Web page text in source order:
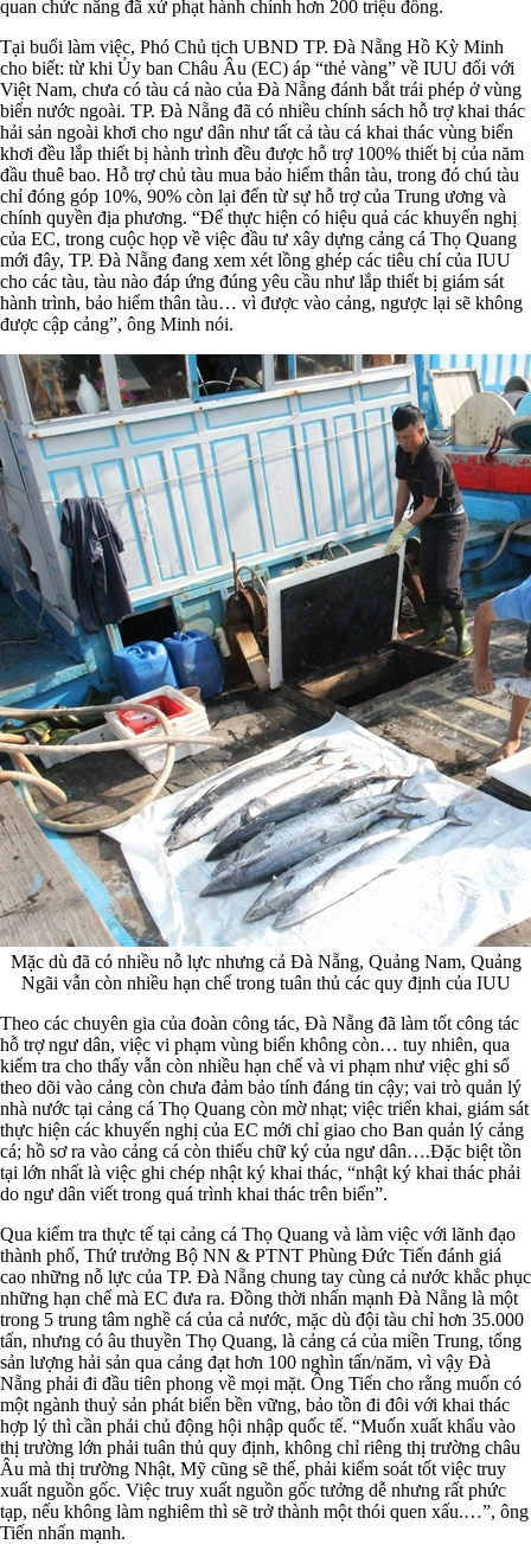
quan chức năng đã xử phạt hành chính hơn 200 triệu đồng.
Tại buổi làm việc, Phó Chủ tịch UBND TP. Đà Nẵng Hồ Kỳ Minh
cho biết: từ khi Ủy ban Châu Âu (EC) áp “thẻ vàng” về IUU đối với
Việt Nam, chưa có tàu cá nào của Đà Nẵng đánh bắt trái phép ở vùng
biển nước ngoài. TP. Đà Nẵng đã có nhiều chính sách hỗ trợ khai thác
hải sản ngoài khơi cho ngư dân như tất cả tàu cá khai thác vùng biển
khơi đều lắp thiết bị hành trình đều được hỗ trợ 100% thiết bị của năm
đầu thuê bao. Hỗ trợ chủ tàu mua bảo hiểm thân tàu, trong đó chú tàu
chỉ đóng góp 10%, 90% còn lại đến từ sự hỗ trợ của Trung ương và
chính quyền địa phương. “Để thực hiện có hiệu quả các khuyến nghị
của EC, trong cuộc họp về việc đầu tư xây dựng cảng cá Thọ Quang
mới đây, TP. Đà Nẵng đang xem xét lồng ghép các tiêu chí của IUU
cho các tàu, tàu nào đáp ứng đúng yêu cầu như lắp thiết bị giám sát
hành trình, bảo hiểm thân tàu… vì được vào cảng, ngược lại sẽ không
được cập cảng”, ông Minh nói.
Mặc dù đã có nhiều nỗ lực nhưng cả Đà Nẵng, Quảng Nam, Quảng
Ngãi vẫn còn nhiều hạn chế trong tuân thủ các quy định của IUU
Theo các chuyên gia của đoàn công tác, Đà Nẵng đã làm tốt công tác
hỗ trợ ngư dân, việc vi phạm vùng biển không còn… tuy nhiên, qua
kiểm tra cho thấy vẫn còn nhiều hạn chế và vi phạm như việc ghi sổ
theo dõi vào cảng còn chưa đảm bảo tính đáng tin cậy; vai trò quản lý
nhà nước tại cảng cá Thọ Quang còn mờ nhạt; việc triển khai, giám sát
thực hiện các khuyến nghị của EC mới chỉ giao cho Ban quản lý cảng
cá; hồ sơ ra vào cảng cá còn thiếu chữ ký của ngư dân….Đặc biệt tồn
tại lớn nhất là việc ghi chép nhật ký khai thác, “nhật ký khai thác phải
do ngư dân viết trong quá trình khai thác trên biển”.
Qua kiểm tra thực tế tại cảng cá Thọ Quang và làm việc với lãnh đạo
thành phố, Thứ trưởng Bộ NN & PTNT Phùng Đức Tiến đánh giá
cao những nỗ lực của TP. Đà Nẵng chung tay cùng cả nước khắc phục
những hạn chế mà EC đưa ra. Đồng thời nhấn mạnh Đà Nẵng là một
trong 5 trung tâm nghề cá của cả nước, mặc dù đội tàu chỉ hơn 35.000
tấn, nhưng có âu thuyền Thọ Quang, là cảng cá của miền Trung, tổng
sản lượng hải sản qua cảng đạt hơn 100 nghìn tấn/năm, vì vậy Đà
Nẵng phải đi đầu tiên phong về mọi mặt. Ông Tiến cho rằng muốn có
một ngành thuỷ sản phát biển bền vững, bảo tồn đi đôi với khai thác
hợp lý thì cần phải chủ động hội nhập quốc tế. “Muốn xuất khẩu vào
thị trường lớn phải tuân thủ quy định, không chỉ riêng thị trường châu
Âu mà thị trường Nhật, Mỹ cũng sẽ thế, phải kiểm soát tốt việc truy
xuất nguồn gốc. Việc truy xuất nguồn gốc tưởng dễ nhưng rất phức
tạp, nếu không làm nghiêm thì sẽ trở thành một thói quen xấu.…”, ông
Tiến nhấn mạnh.